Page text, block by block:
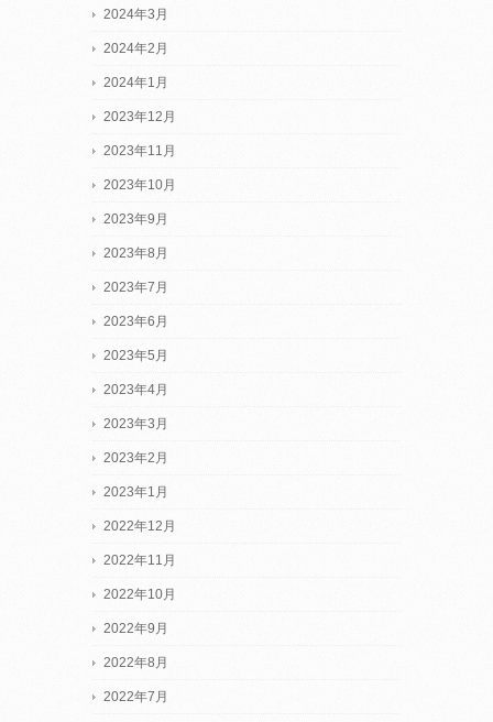
2024年3月
2024年2月
2024年1月
2023年12月
2023年11月
2023年10月
2023年9月
2023年8月
2023年7月
2023年6月
2023年5月
2023年4月
2023年3月
2023年2月
2023年1月
2022年12月
2022年11月
2022年10月
2022年9月
2022年8月
2022年7月